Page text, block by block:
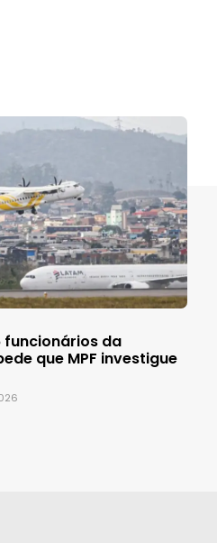
funcionários da
que MPF investigue